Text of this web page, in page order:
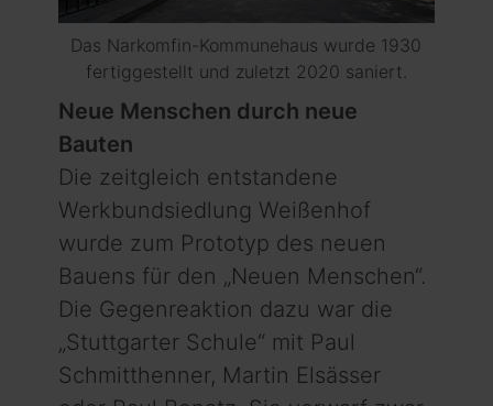
Das Narkomfin-Kommunehaus wurde 1930
fertiggestellt und zuletzt 2020 saniert.
Neue Menschen durch neue
Bauten
Die zeitgleich entstandene
Werkbundsiedlung Weißenhof
wurde zum Prototyp des neuen
Bauens für den „Neuen Menschen“.
Die Gegenreaktion dazu war die
„Stuttgarter Schule“ mit Paul
Schmitthenner, Martin Elsässer